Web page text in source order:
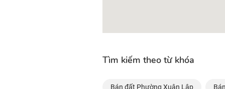
Tìm kiếm theo từ khóa
Bán đất Phường Xuân Lập